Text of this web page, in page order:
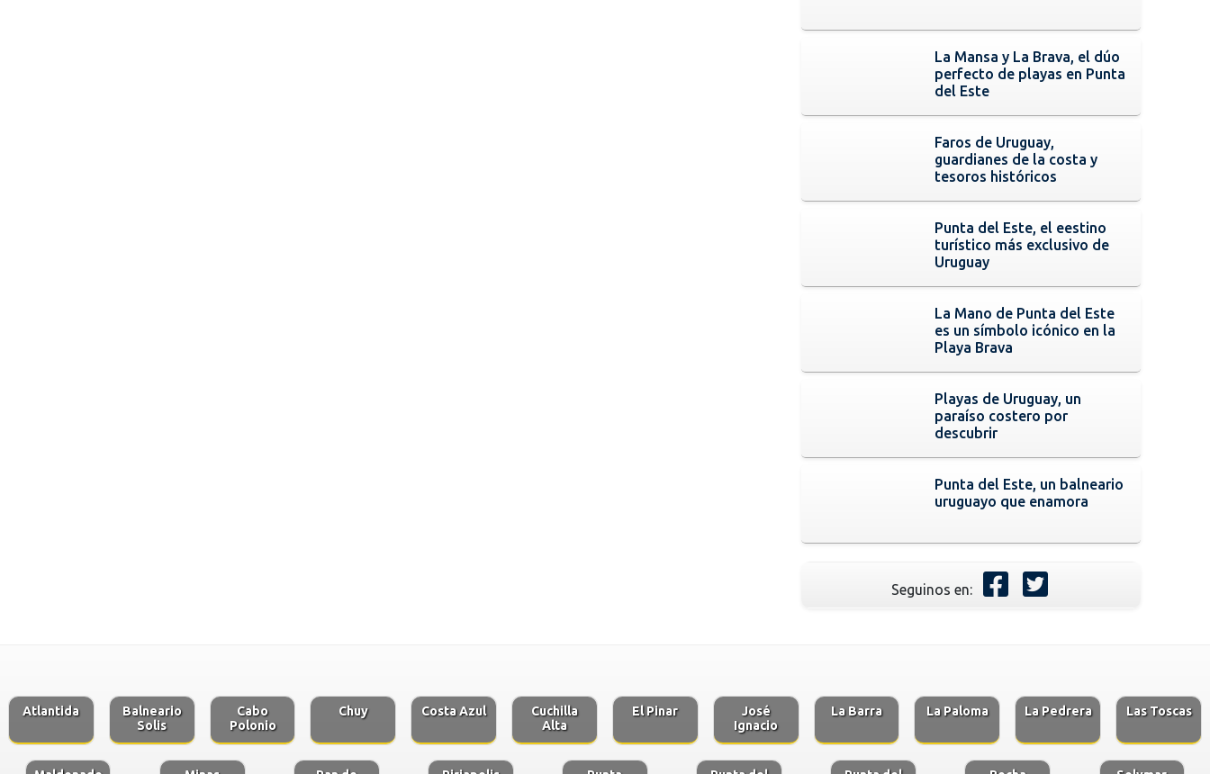
La Mansa y La Brava, el dúo
perfecto de playas en Punta
del Este
Faros de Uruguay,
guardianes de la costa y
tesoros históricos
Punta del Este, el eestino
turístico más exclusivo de
Uruguay
La Mano de Punta del Este
es un símbolo icónico en la
Playa Brava
Playas de Uruguay, un
paraíso costero por
descubrir
Punta del Este, un balneario
uruguayo que enamora
Seguinos en:
Atlantida
Balneario
Solis
Cabo
Polonio
Chuy Costa Azul
Cuchilla
Alta
El Pinar
José
Ignacio
La Barra La Paloma La Pedrera Las Toscas